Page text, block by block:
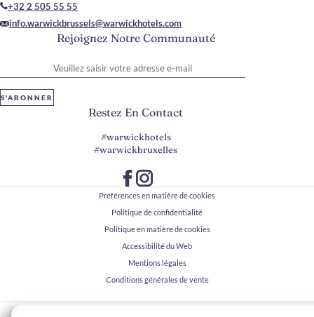
Rejoignez Notre Communauté
S'ABONNER
+32 2 505 55 55
info.warwickbrussels@warwickhotels.com
Restez En Contact
#warwickhotels
#warwickbruxelles
Préférences en matière de cookies
Politique de confidentialité
Politique en matière de cookies
Accessibilité du Web
Mentions légales
Conditions générales de vente